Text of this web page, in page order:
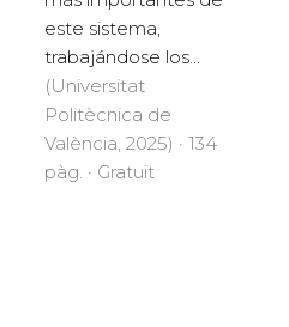
este sistema,
trabajándose los...
(Universitat
Politècnica de
València, 2025) · 134
pàg. · Gratuït